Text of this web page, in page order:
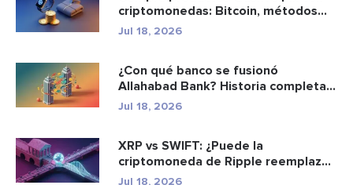
criptomonedas: Bitcoin, métodos
d...
Jul 18, 2026
¿Con qué banco se fusionó
Allahabad Bank? Historia completa
de ...
Jul 18, 2026
XRP vs SWIFT: ¿Puede la
criptomoneda de Ripple reemplazar
a los p...
Jul 18, 2026